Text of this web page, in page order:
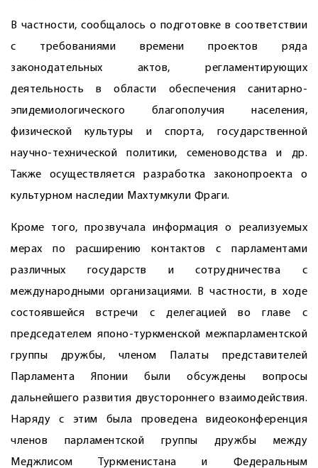
В частности, сообщалось о подготовке в соответствии
с требованиями времени проектов ряда
законодательных актов, регламентирующих
деятельность в области обеспечения санитарно-
эпидемиологического благополучия населения,
физической культуры и спорта, государственной
научно-технической политики, семеноводства и др.
Также осуществляется разработка законопроекта о
культурном наследии Махтумкули Фраги.
Кроме того, прозвучала информация о реализуемых
мерах по расширению контактов с парламентами
различных государств и сотрудничества с
международными организациями. В частности, в ходе
состоявшейся встречи с делегацией во главе с
председателем японо-туркменской межпарламентской
группы дружбы, членом Палаты представителей
Парламента Японии были обсуждены вопросы
дальнейшего развития двустороннего взаи­модействия.
Наряду с этим была проведена видеоконференция
членов парламентской группы дружбы между
Меджлисом Туркменистана и Федеральным